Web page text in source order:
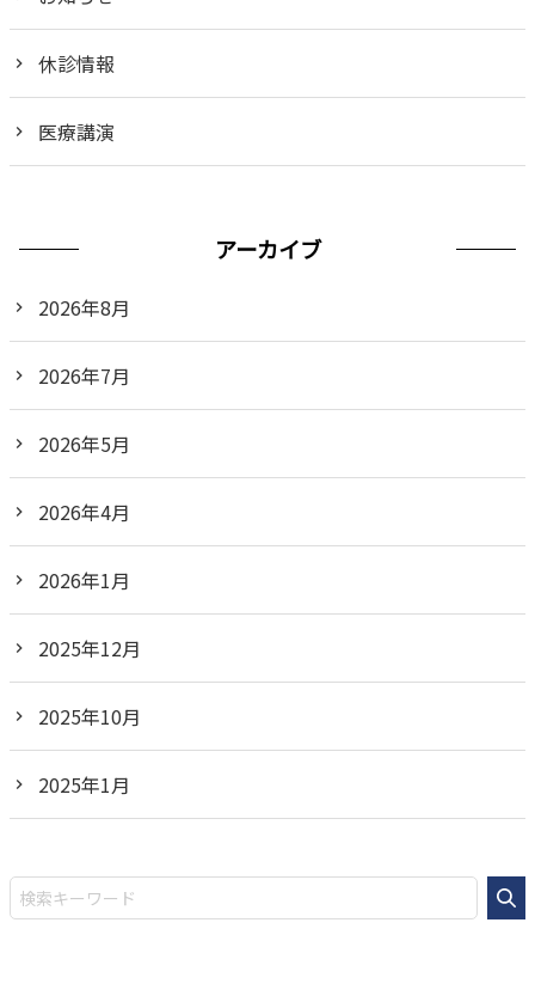
休診情報
医療講演
アーカイブ
2026年8月
2026年7月
2026年5月
2026年4月
2026年1月
2025年12月
2025年10月
2025年1月